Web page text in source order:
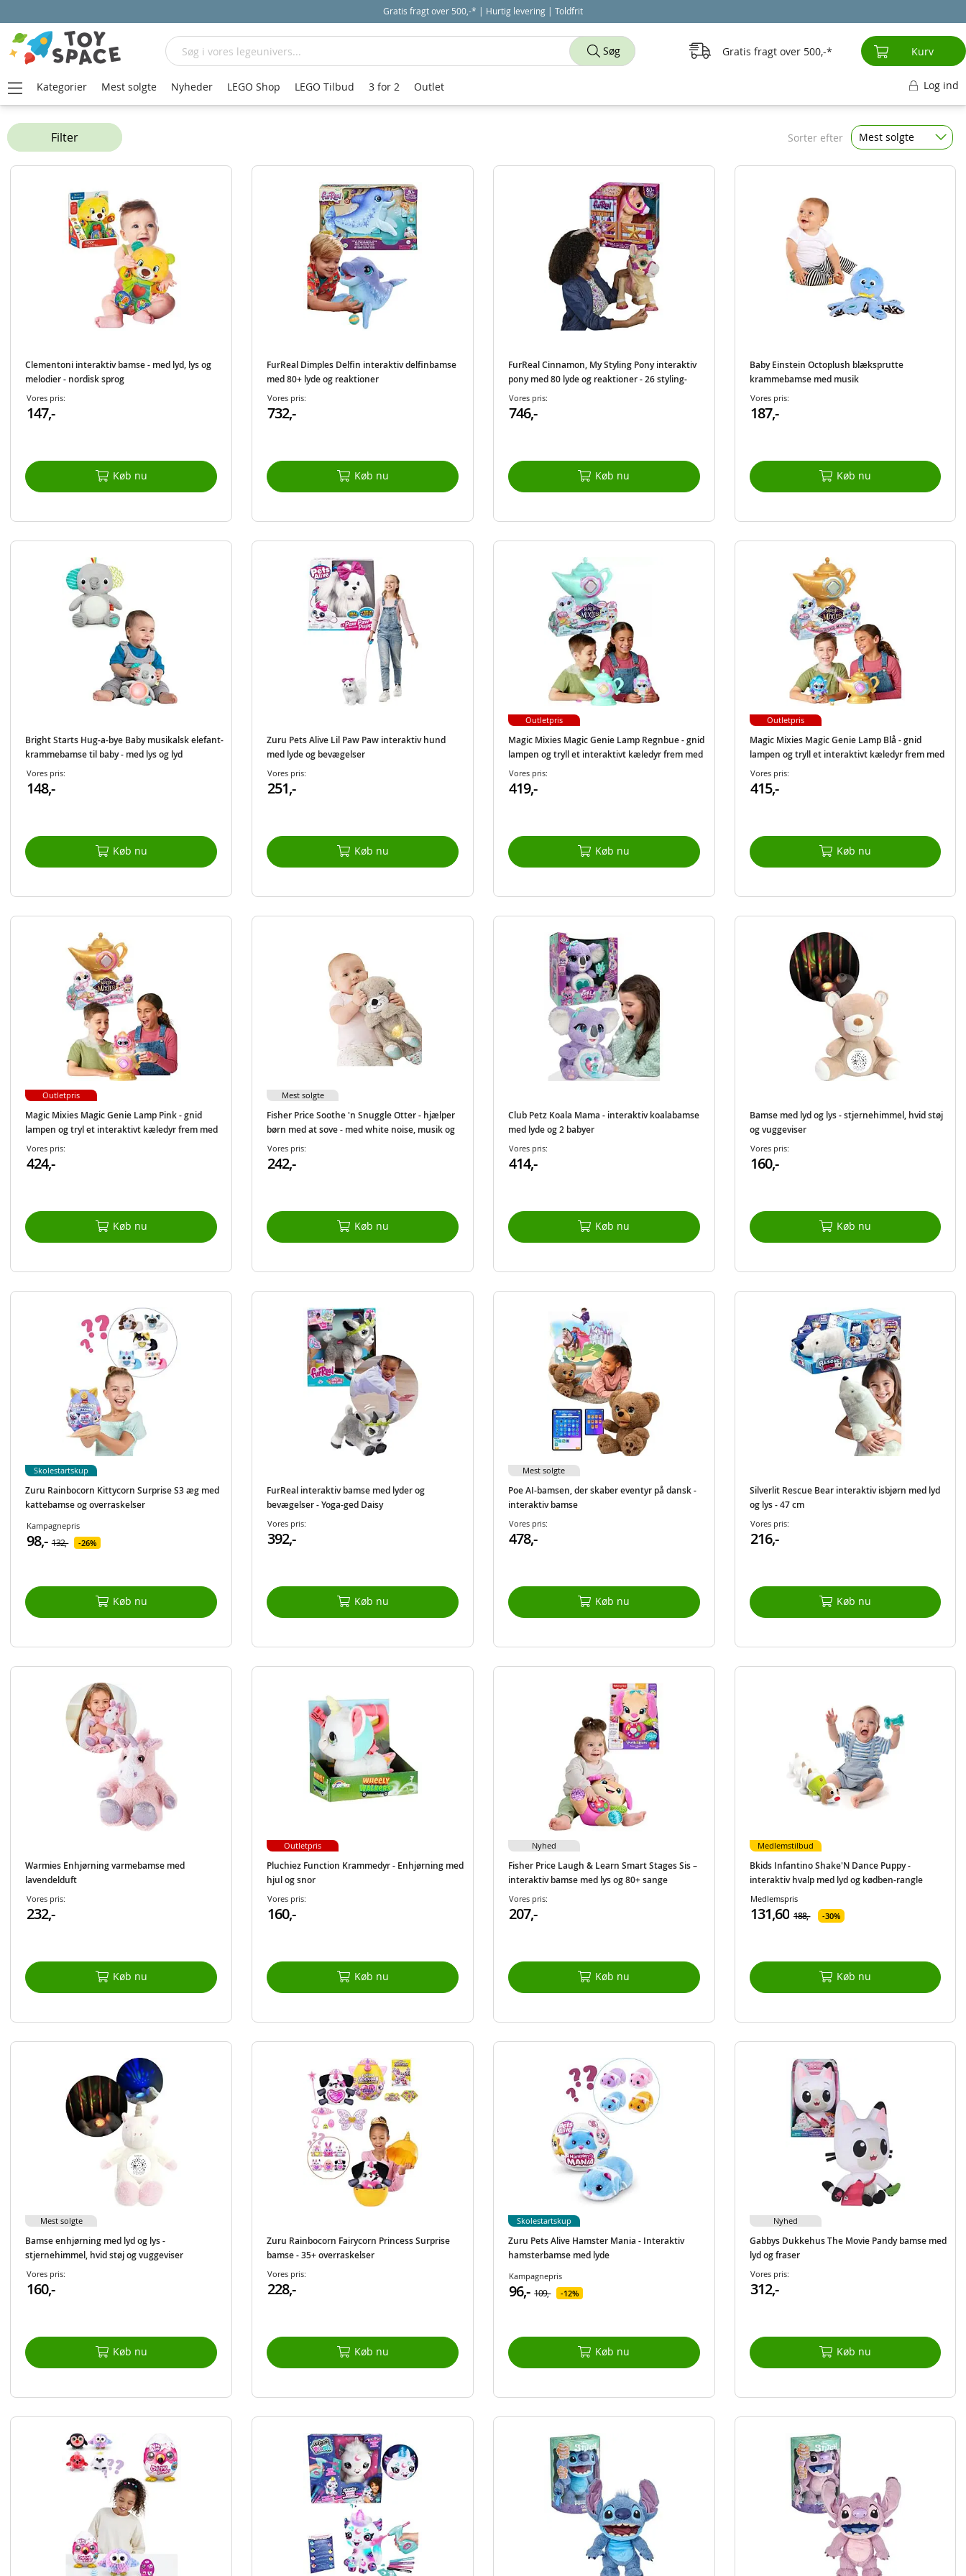
Gratis fragt over 500,-* | Hurtig levering | Toldfrit
Hjem Bamser og krammedyr Interaktive bamser
Filter Sorter efter Mest solgte
Clementoni interaktiv bamse - med lyd, lys og
melodier - nordisk sprog
Vores pris:
147,-
Køb nu
FurReal Dimples Delfin interaktiv delfinbamse
med 80+ lyde og reaktioner
Vores pris:
732,-
Køb nu
FurReal Cinnamon, My Styling Pony interaktiv
pony med 80 lyde og reaktioner - 26 styling-
tilbehør
Vores pris:
746,-
Køb nu
Baby Einstein Octoplush blæksprutte
krammebamse med musik
Vores pris:
187,-
Køb nu
Bright Starts Hug-a-bye Baby musikalsk elefant-
krammebamse til baby - med lys og lyd
Vores pris:
148,-
Køb nu
Zuru Pets Alive Lil Paw Paw interaktiv hund
med lyde og bevægelser
Vores pris:
251,-
Køb nu
Magic Mixies Magic Genie Lamp Regnbue - gnid
lampen og tryll et interaktivt kæledyr frem med
60 lyde og reaktioner
Vores pris:
419,-
Køb nu
Outletpris
Magic Mixies Magic Genie Lamp Blå - gnid
lampen og tryll et interaktivt kæledyr frem med
60 lyde og reaktioner
Vores pris:
415,-
Køb nu
Outletpris
Magic Mixies Magic Genie Lamp Pink - gnid
lampen og tryl et interaktivt kæledyr frem med
60 lyde og reaktioner
Vores pris:
424,-
Køb nu
Outletpris
Fisher Price Soothe 'n Snuggle Otter - hjælper
børn med at sove - med white noise, musik og
lys
Vores pris:
242,-
Køb nu
Mest solgte
Club Petz Koala Mama - interaktiv koalabamse
med lyde og 2 babyer
Vores pris:
414,-
Køb nu
Bamse med lyd og lys - stjernehimmel, hvid støj
og vuggeviser
Vores pris:
160,-
Køb nu
Zuru Rainbocorn Kittycorn Surprise S3 æg med
kattebamse og overraskelser
Kampagnepris
98,- 132,- 26%
Køb nu
Skolestartskup
FurReal interaktiv bamse med lyder og
bevægelser - Yoga-ged Daisy
Vores pris:
392,-
Køb nu
Poe AI-bamsen, der skaber eventyr på dansk -
interaktiv bamse
Vores pris:
478,-
Køb nu
Mest solgte
Silverlit Rescue Bear interaktiv isbjørn med lyd
og lys - 47 cm
Vores pris:
216,-
Køb nu
Warmies Enhjørning varmebamse med
lavendelduft
Vores pris:
232,-
Køb nu
Pluchiez Function Krammedyr - Enhjørning med
hjul og snor
Vores pris:
160,-
Køb nu
Outletpris
Fisher Price Laugh & Learn Smart Stages Sis –
interaktiv bamse med lys og 80+ sange
Vores pris:
207,-
Køb nu
Nyhed
Bkids Infantino Shake'N Dance Puppy -
interaktiv hvalp med lyd og kødben-rangle
Medlemspris
131,60 188,- 30%
Køb nu
Medlemstilbud
Bamse enhjørning med lyd og lys -
stjernehimmel, hvid støj og vuggeviser
Vores pris:
160,-
Køb nu
Mest solgte
Zuru Rainbocorn Fairycorn Princess Surprise
bamse - 35+ overraskelser
Vores pris:
228,-
Køb nu
Zuru Pets Alive Hamster Mania - Interaktiv
hamsterbamse med lyde
Kampagnepris
96,- 109,- 12%
Køb nu
Skolestartskup
Gabbys Dukkehus The Movie Pandy bamse med
lyd og fraser
Vores pris:
312,-
Køb nu
Nyhed
Søg
Søg Gratis fragt over 500,- Kurv
Kategorier Mest solgte Nyheder LEGO Shop LEGO Tilbud 3 for 2 Outlet Log ind